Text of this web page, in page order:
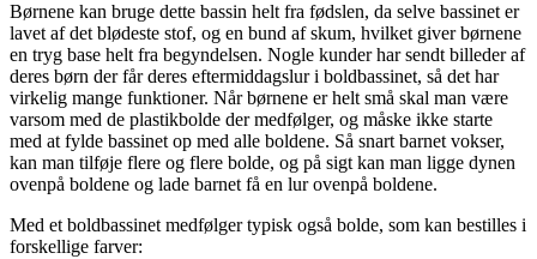
Børnene kan bruge dette bassin helt fra fødslen, da selve bassinet er
lavet af det blødeste stof, og en bund af skum, hvilket giver børnene
en tryg base helt fra begyndelsen. Nogle kunder har sendt billeder af
deres børn der får deres eftermiddagslur i boldbassinet, så det har
virkelig mange funktioner. Når børnene er helt små skal man være
varsom med de plastikbolde der medfølger, og måske ikke starte
med at fylde bassinet op med alle boldene. Så snart barnet vokser,
kan man tilføje flere og flere bolde, og på sigt kan man ligge dynen
ovenpå boldene og lade barnet få en lur ovenpå boldene.
Med et boldbassinet medfølger typisk også bolde, som kan bestilles i
forskellige farver: